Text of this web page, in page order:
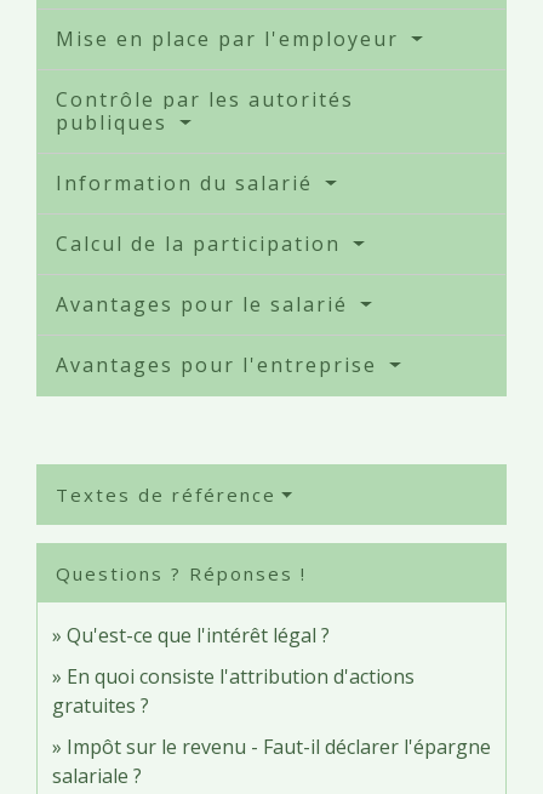
Mise en place par l'employeur
Contrôle par les autorités
publiques
Information du salarié
Calcul de la participation
Avantages pour le salarié
Avantages pour l'entreprise
Textes de référence
Questions ? Réponses !
Qu'est-ce que l'intérêt légal ?
En quoi consiste l'attribution d'actions
gratuites ?
Impôt sur le revenu - Faut-il déclarer l'épargne
salariale ?